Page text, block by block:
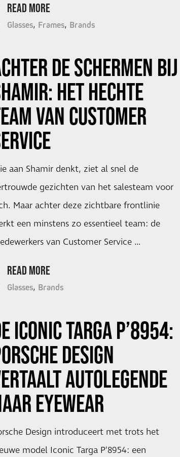
READ MORE
Glasses Frames Brands
DE SCHERMEN BIJ
HET HECHTE
VAN CUSTOMER
aan Shamir denkt, ziet al snel de
gezichten van het salesteam voor
Maar achter deze zichtbare frontlinie
een minstens zo essentieel team: de
van Customer Service …
READ MORE
Glasses Brands
ICONIC TARGA P’8954:
DESIGN
AUTOLEGENDE
EYEWEAR
Design introduceert met trots het
model Iconic Targa P’8954: een